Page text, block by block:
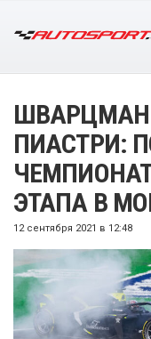
ШВАРЦМАН
ПИАСТРИ:
ЭТАПА В
12 сентября 2021 в 12:48